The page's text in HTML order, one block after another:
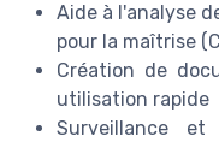
Aide à l'analyse
pour la maîtrise
Création de
utilisation rapide
Surveillance et